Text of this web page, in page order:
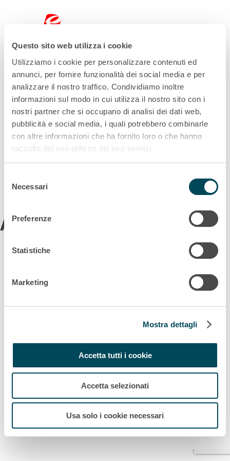
Questo sito web utilizza i cookie
Utilizziamo i cookie per personalizzare contenuti ed
annunci, per fornire funzionalità dei social media e per
analizzare il nostro traffico. Condividiamo inoltre
informazioni sul modo in cui utilizza il nostro sito con i
nostri partner che si occupano di analisi dei dati web,
pubblicità e social media, i quali potrebbero combinarle
con altre informazioni che ha fornito loro o che hanno
raccolto dal suo utilizzo dei loro servizi.
delNecessari
Preferenze
Statistiche
Marketing
Mostra dettagli
Accetta tutti i cookie
Accetta selezionati
Usa solo i cookie necessari
Acquisto
Acquisto dell’attività di noleggio
Mappa del sito Informazioni legali Politica di riservatezza
sui cookie TDU I nostri uffici Reclami degli Stakeholder